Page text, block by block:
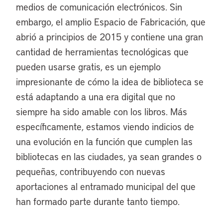
medios de comunicación electrónicos. Sin
embargo, el amplio Espacio de Fabricación, que
abrió a principios de 2015 y contiene una gran
cantidad de herramientas tecnológicas que
pueden usarse gratis, es un ejemplo
impresionante de cómo la idea de biblioteca se
está adaptando a una era digital que no
siempre ha sido amable con los libros. Más
específicamente, estamos viendo indicios de
una evolución en la función que cumplen las
bibliotecas en las ciudades, ya sean grandes o
pequeñas, contribuyendo con nuevas
aportaciones al entramado municipal del que
han formado parte durante tanto tiempo.